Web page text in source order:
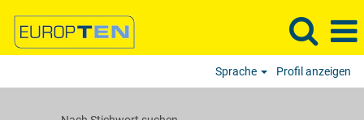
Sprache Profil anzeigen